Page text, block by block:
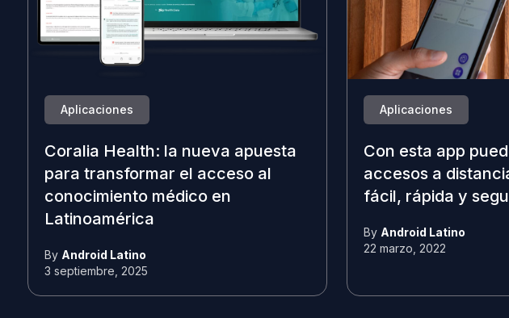
Aplicaciones
Coralia Health: la nueva apuesta
para transformar el acceso al
conocimiento médico en
Latinoamérica
By Android Latino
3 septiembre, 2025
Aplicaciones
Con esta app
accesos a
fácil, rápida y
By Android Latino
22 marzo, 2022